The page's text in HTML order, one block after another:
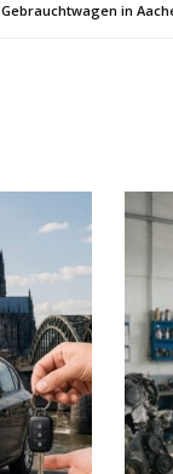
Gebrauchtwagen in